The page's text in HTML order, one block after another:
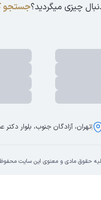
چیزی میگردید؟جستجو
تهران، آزادگان جنوب، بلوار
حقوق مادی و معنوی این سایت